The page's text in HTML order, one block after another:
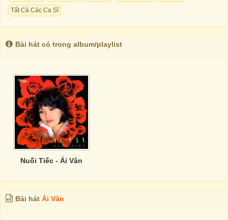
Tất Cả Các Ca Sĩ
Bài hát có trong album/playlist
Nuối Tiếc - Ái Vân
Bài hát Ái Vân